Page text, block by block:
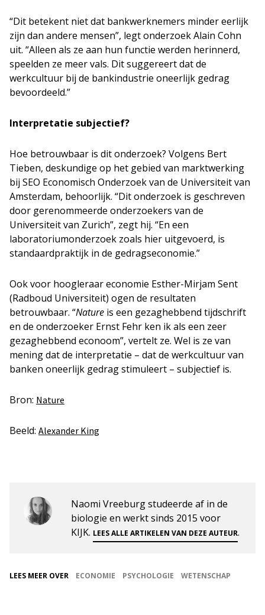
“Dit betekent niet dat bankwerknemers minder eerlijk
zijn dan andere mensen”, legt onderzoek Alain Cohn
uit. “Alleen als ze aan hun functie werden herinnerd,
speelden ze meer vals. Dit suggereert dat de
werkcultuur bij de bankindustrie oneerlijk gedrag
bevoordeeld.”
Interpretatie subjectief?
Hoe betrouwbaar is dit onderzoek? Volgens Bert
Tieben, deskundige op het gebied van marktwerking
bij SEO Economisch Onderzoek van de Universiteit van
Amsterdam, behoorlijk. “Dit onderzoek is geschreven
door gerenommeerde onderzoekers van de
Universiteit van Zurich”, zegt hij. “En een
laboratoriumonderzoek zoals hier uitgevoerd, is
standaardpraktijk in de gedragseconomie.”
Ook voor hoogleraar economie Esther-Mirjam Sent
(Radboud Universiteit) ogen de resultaten
betrouwbaar. “Nature is een gezaghebbend tijdschrift
en de onderzoeker Ernst Fehr ken ik als een zeer
gezaghebbend econoom”, vertelt ze. Wel is ze van
mening dat de interpretatie – dat de werkcultuur van
banken oneerlijk gedrag stimuleert – subjectief is.
Bron: Nature
Beeld: Alexander King
Naomi Vreeburg studeerde af in de
biologie en werkt sinds 2015 voor
KIJK. LEES ALLE ARTIKELEN VAN DEZE AUTEUR.
LEES MEER OVER ECONOMIE PSYCHOLOGIE WETENSCHAP